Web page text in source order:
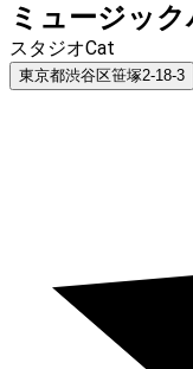
ミュージッ
スタジオCat
東京都渋谷区笹塚2-18-3